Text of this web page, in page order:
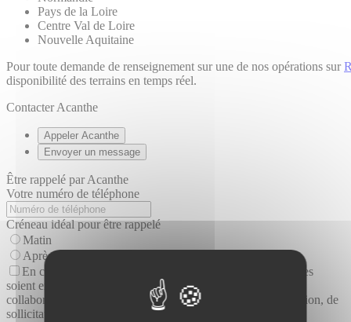
Pays de la Loire
Centre Val de Loire
Nouvelle Aquitaine
Pour toute demande de renseignement sur une de nos opérations sur
disponibilité des terrains en temps réel.
Contacter Acanthe
Appeler Acanthe
Envoyer un message
Être rappelé par Acanthe
Votre numéro de téléphone
Créneau idéal pour être rappelé
Matin
Après-midi
En cochant cette case, j'accepte que les informations saisies
soient exploitées dans le cadre de la mise en relation avec un
collaborateur Acanthe, la réalisation d'opérations de prospection, de
sollicitation et de communication. (*)